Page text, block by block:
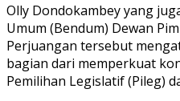
Olly Dondokambey yang
Umum (Bendum) Dewan
Perjuangan tersebut
bagian dari memperkuat
Pemilihan Legislatif (Pileg)